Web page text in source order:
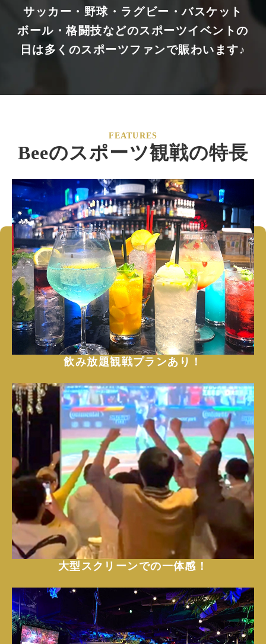
サッカー・野球・ラグビー・バスケット
ボール・格闘技などのスポーツイベントの
日は多くのスポーツファンで賑わいます♪
FEATURES
Beeのスポーツ観戦の特長
飲み放題観戦プランあり！
大型スクリーンでの一体感！